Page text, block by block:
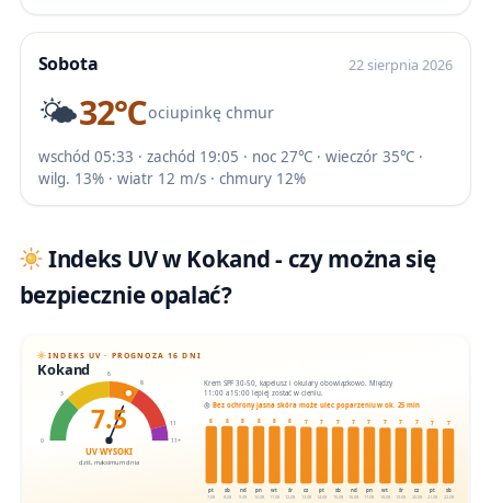
Sobota 22 sierpnia 2026
🌤️32℃ociupinkę chmur
wschód 05:33 · zachód 19:05 · noc 27℃ · wieczór 35℃ ·
wilg. 13% · wiatr 12 m/s · chmury 12%
Indeks UV w Kokand - czy można się
bezpiecznie opalać?
INDEKS UV · PROGNOZA 16 DNI
Kokand
0
3
6
8
11
11+
7.5
UV WYSOKI
dziś, maksimum dnia
Krem SPF 30-50, kapelusz i okulary obowiązkowo. Między
11:00 a 15:00 lepiej zostać w cieniu.
Bez ochrony jasna skóra może ulec poparzeniu w ok. 25 min
8
pt
7.08
8
sb
8.08
8
nd
9.08
8
pn
10.08
8
wt
11.08
8
śr
12.08
7
cz
13.08
7
pt
14.08
7
sb
15.08
7
nd
16.08
7
pn
17.08
7
wt
18.08
7
śr
19.08
7
cz
20.08
7
pt
21.08
7
sb
22.08